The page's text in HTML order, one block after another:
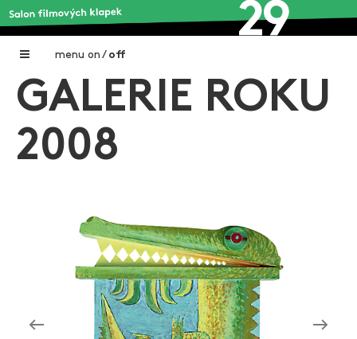
menu on / off
Home
Galerie filmových klapek
O projektu
Aktuální výstavy
Aukce filmových klapek
Aktuality
GALERIE ROKU
2008